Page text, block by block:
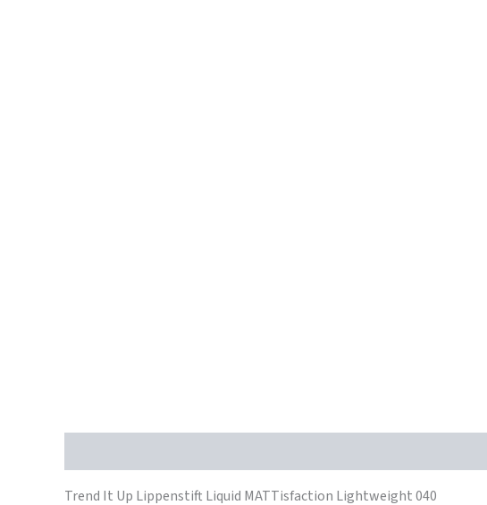
Trend It Up Lippenstift Liquid MATTisfaction Lightweight 040